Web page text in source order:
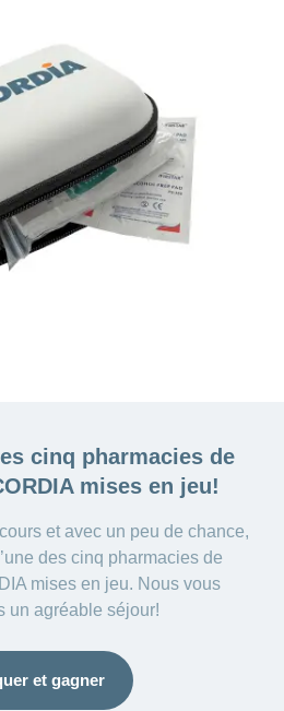
cinq pharmacies de
mises en jeu!
et avec un peu de chance,
des cinq pharmacies de
mises en jeu. Nous vous
un agréable séjour!
et gagner